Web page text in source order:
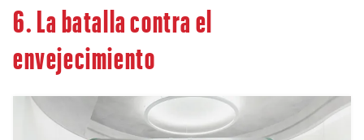
6. La batalla contra el
envejecimiento